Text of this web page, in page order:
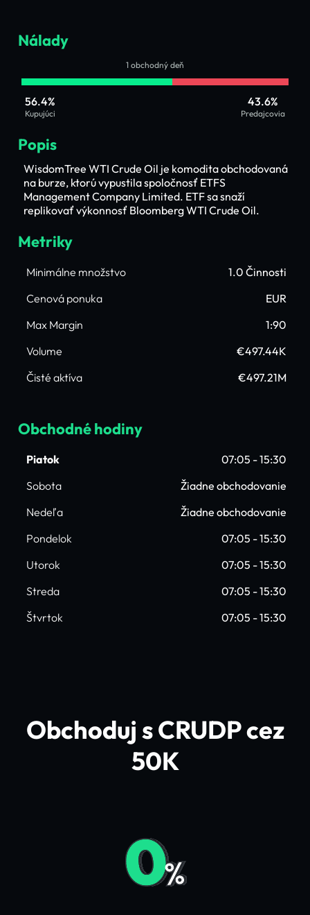
Nálady
1 obchodný deň
56.4%
Kupujúci
43.6%
Predajcovia
Popis
WisdomTree WTI Crude Oil je komodita obchodovaná
na burze, ktorú vypustila spoločnosť ETFS
Management Company Limited. ETF sa snaží
replikovať výkonnosť Bloomberg WTI Crude Oil.
Metriky
Minimálne množstvo
1.0 Činnosti
Cenová ponuka
EUR
Max Margin
1:90
Volume
€497.44K
Čisté aktíva
€497.21M
Obchodné hodiny
Piatok
07:05 - 15:30
Sobota
Žiadne obchodovanie
Nedeľa
Žiadne obchodovanie
Pondelok
07:05 - 15:30
Utorok
07:05 - 15:30
Streda
07:05 - 15:30
Štvrtok
07:05 - 15:30
Obchoduj s CRUDP cez
50K